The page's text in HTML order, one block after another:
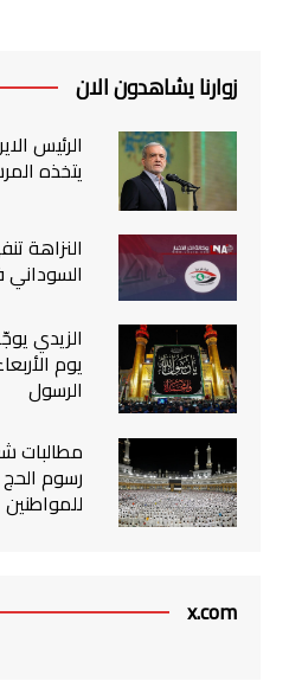
زوارنا يشاهدون الان
الرئيس
يتخذه
النزاهة
الزيدي
يوم
الرسول
مطالبات
رسوم الحج
للمواطنين
x.com